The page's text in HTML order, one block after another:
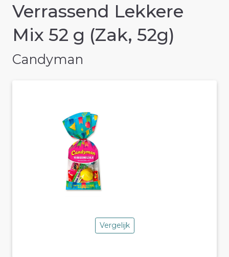
Verrassend Lekkere
Mix 52 g (Zak, 52g)
Candyman
Vergelijk